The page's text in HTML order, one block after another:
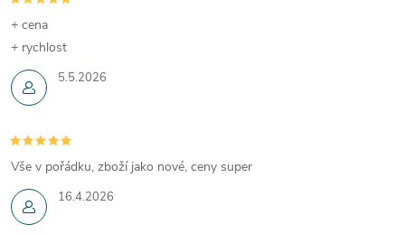
5.5.2026
+ cena
+ rychlost
16.4.2026
Vše v pořádku, zboží jako nové, ceny super